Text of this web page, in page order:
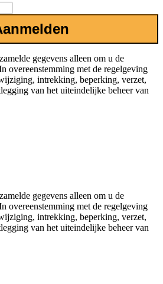
gegevens alleen om u de
overeenstemming met de regelgeving
intrekking, beperking, verzet,
van het uiteindelijke beheer van
gegevens alleen om u de
overeenstemming met de regelgeving
intrekking, beperking, verzet,
van het uiteindelijke beheer van